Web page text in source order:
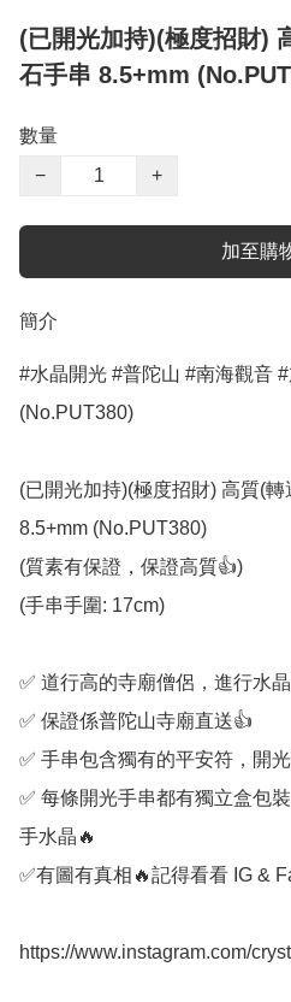
(已開光加持)(極度招財)
石手串 8.5+mm
數量
−
+
加至購
簡介
#水晶開光 #普陀山 #南海觀音
(No.PUT380)
(已開光加持)(極度招財) 高質(
8.5+mm (No.PUT380)
(質素有保證，保證高質👍)
(手串手圍: 17cm)
✅️ 道行高的寺廟僧侶，進行水
✅️ 保證係普陀山寺廟直送👍
✅️ 手串包含獨有的平安符，開
✅️ 每條開光手串都有獨立盒包
手水晶🔥
✅️有圖有真相🔥記得看看 IG &
https://www.instagram.com/